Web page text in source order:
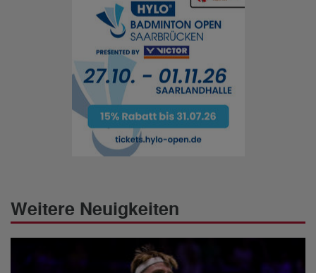
Weitere Neuigkeiten